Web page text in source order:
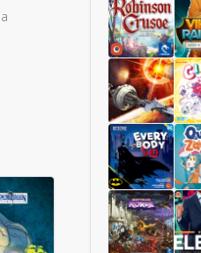
Pianeti
Robinson
Crusoe
Collector
Edition
Starship
Batman:
Tutti